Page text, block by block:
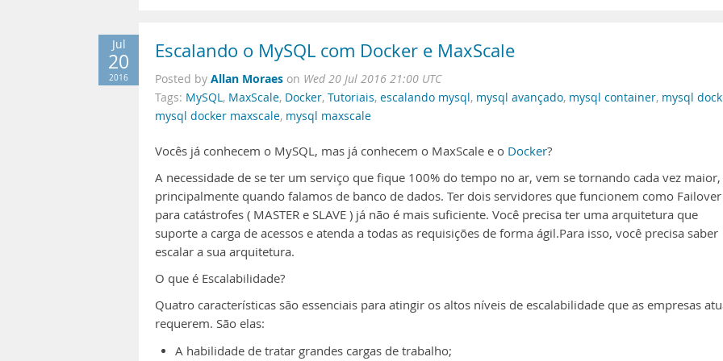
Jul
20
2016
Escalando o MySQL com Docker e MaxScale
Posted by Allan Moraes on Wed 20 Jul 2016 21:00 UTC
Tags: MySQL, MaxScale, Docker, Tutoriais, escalando mysql, mysql avançado, mysql container, mysql
mysql docker maxscale, mysql maxscale
Vocês já conhecem o MySQL, mas já conhecem o MaxScale e o Docker?
A necessidade de se ter um serviço que fique 100% do tempo no ar, vem se tornando cada vez maior,
principalmente quando falamos de banco de dados. Ter dois servidores que funcionem como Failover
para catástrofes ( MASTER e SLAVE ) já não é mais suficiente. Você precisa ter uma arquitetura que
suporte a carga de acessos e atenda a todas as requisições de forma ágil.Para isso, você precisa saber
escalar a sua arquitetura.
O que é Escalabilidade?
Quatro características são essenciais para atingir os altos níveis de escalabilidade que as empresas
requerem. São elas:
A habilidade de tratar grandes cargas de trabalho;